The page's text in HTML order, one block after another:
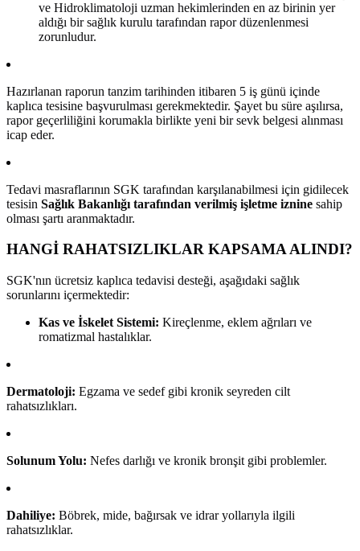
ve Hidroklimatoloji uzman hekimlerinden en az birinin yer
aldığı bir sağlık kurulu tarafından rapor düzenlenmesi
zorunludur.
Hazırlanan raporun tanzim tarihinden itibaren 5 iş günü içinde
kaplıca tesisine başvurulması gerekmektedir. Şayet bu süre aşılırsa,
rapor geçerliliğini korumakla birlikte yeni bir sevk belgesi alınması
icap eder.
Tedavi masraflarının SGK tarafından karşılanabilmesi için gidilecek
tesisin Sağlık Bakanlığı tarafından verilmiş işletme iznine sahip
olması şartı aranmaktadır.
HANGİ RAHATSIZLIKLAR KAPSAMA ALINDI?
SGK'nın ücretsiz kaplıca tedavisi desteği, aşağıdaki sağlık
sorunlarını içermektedir:
Kas ve İskelet Sistemi: Kireçlenme, eklem ağrıları ve
romatizmal hastalıklar.
Dermatoloji: Egzama ve sedef gibi kronik seyreden cilt
rahatsızlıkları.
Solunum Yolu: Nefes darlığı ve kronik bronşit gibi problemler.
Dahiliye: Böbrek, mide, bağırsak ve idrar yollarıyla ilgili
rahatsızlıklar.